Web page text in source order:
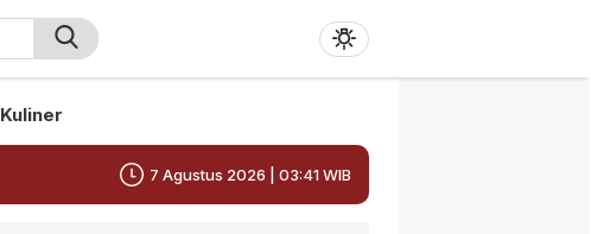
Kuliner
7 Agustus 2026 | 03:41 WIB